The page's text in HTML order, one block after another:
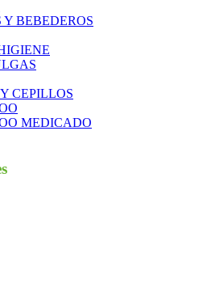
Y BEBEDEROS
CEPILLOS
MEDICADO